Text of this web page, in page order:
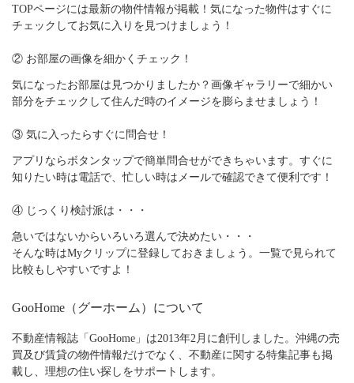
TOPページには最新の物件情報が掲載！気になった物件はすぐに
チェックしてお気に入りを見つけましょう！
② お部屋の画像を細かくチェック！
気になったお部屋は見つかりましたか？画像ギャラリーで細かい
部分をチェックして住んだ時のイメージを膨らませましょう！
③ 気に入ったらすぐに問合せ！
アプリならボタンタップで簡単問合せができちゃいます。すぐに
知りたい時は電話で、忙しい時はメールで確認できて便利です！
④ じっくり検討派は・・・
急いではないからいろいろ選んで決めたい・・・
そんな時はMyクリップに登録しておきましょう。一覧で見られて
比較もしやすいですよ！
GooHome（グーホーム）について
不動産情報誌「GooHome」は2013年2月に創刊しました。沖縄の売
買及び賃貸の物件情報だけでなく、不動産に関する特集記事も掲
載し、理想の住い探しをサポートします。